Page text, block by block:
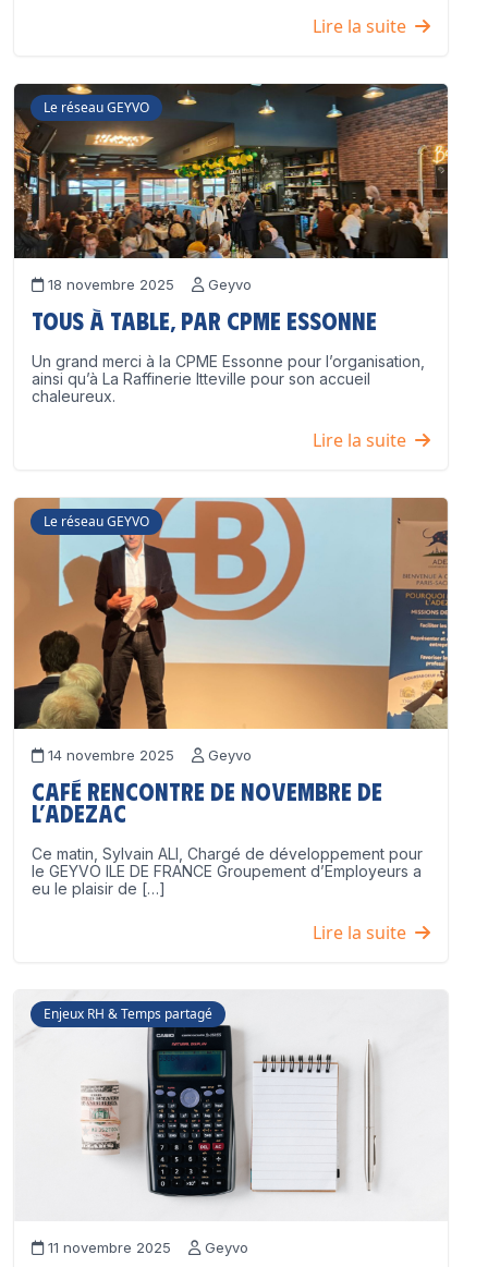
Lire la suite
Le réseau GEYVO
18 novembre 2025 Geyvo
Tous à table, par CPME Essonne
Un grand merci à la CPME Essonne pour l’organisation,
ainsi qu’à La Raffinerie Itteville pour son accueil
chaleureux.
Lire la suite
Le réseau GEYVO
14 novembre 2025 Geyvo
Café Rencontre de Novembre de
l’ADEZAC
Ce matin, Sylvain ALI, Chargé de développement pour
le GEYVO ILE DE FRANCE Groupement d’Employeurs a
eu le plaisir de […]
Lire la suite
Enjeux RH & Temps partagé
11 novembre 2025 Geyvo